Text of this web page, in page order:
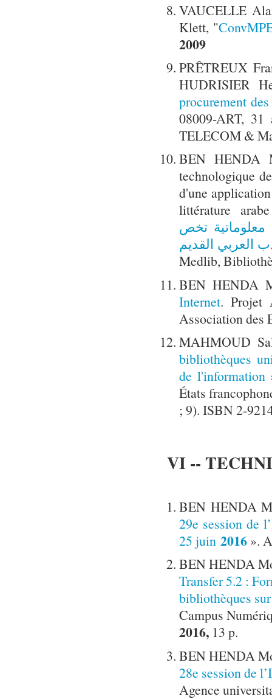
VAUCELLE
Klett, "
2009
PRÊTREUX
HUDRISIER
procurement
08009-ART,
TELECOM &
BEN HENDA
technologique
d'une
littérature
معلوماتية تخص
العربي القديم
Medlib,
BEN HENDA
Internet. Projet
Association des
MAHMOUD
bibliothèques
de l'information
États
; 9). ISBN 2-
VI --
BEN HENDA
29e session de
25 juin 2016 ».
BEN HENDA
Transfer 5.2 :
bibliothèques
Campus
2016, 13 p.
BEN HENDA
28e session de
Agence